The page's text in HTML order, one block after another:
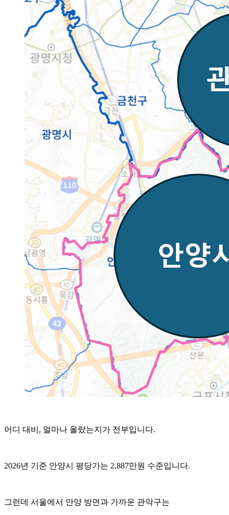
어디 대비, 얼마나 올랐는지가 전부입니다.
2026년 기준 안양시 평당가는 2,887만원 수준입니다.
그런데 서울에서 안양 방면과 가까운 관악구는